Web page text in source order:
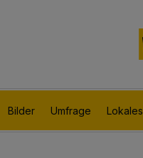
Bilder Umfrage Lokales